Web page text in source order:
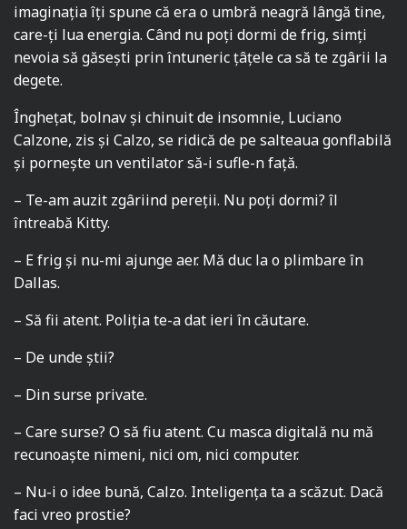
imaginația îți spune că era o umbră neagră lângă tine,
care-ți lua energia. Când nu poți dormi de frig, simți
nevoia să găsești prin întuneric țâțele ca să te zgârii la
degete.
Înghețat, bolnav și chinuit de insomnie, Luciano
Calzone, zis și Calzo, se ridică de pe salteaua gonflabilă
și pornește un ventilator să-i sufle-n față.
– Te-am auzit zgâriind pereții. Nu poți dormi? îl
întreabă Kitty.
– E frig și nu-mi ajunge aer. Mă duc la o plimbare în
Dallas.
– Să fii atent. Poliția te-a dat ieri în căutare.
– De unde știi?
– Din surse private.
– Care surse? O să fiu atent. Cu masca digitală nu mă
recunoaște nimeni, nici om, nici computer.
– Nu-i o idee bună, Calzo. Inteligența ta a scăzut. Dacă
faci vreo prostie?